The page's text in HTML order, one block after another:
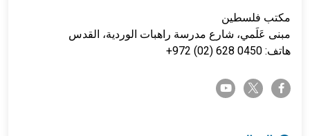
مكتب فلسطين
مبنى عَلَمي، شارع مدرسة راهبات الوردية، القدس
هاتف: 0450 628 (02) 972+
facebook-f
twitter-x
youtube